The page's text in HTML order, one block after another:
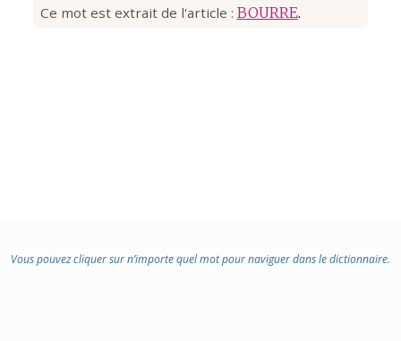
Ce mot est extrait de l'article : BOURRE.
Vous pouvez cliquer sur n’importe quel mot pour naviguer dans le dictionnaire.